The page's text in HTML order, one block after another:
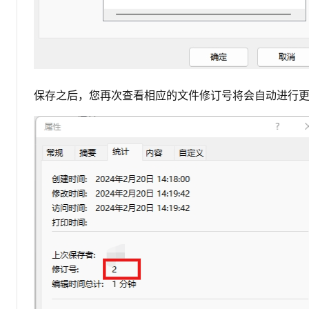
保存之后，您再次查看相应的文件修订号将会自动进行